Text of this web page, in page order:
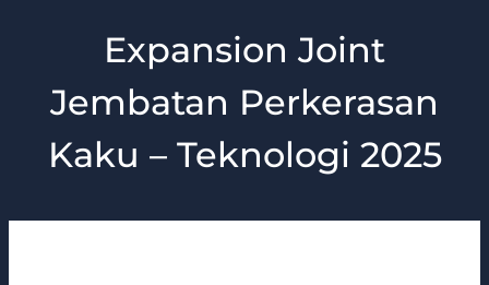
Expansion Joint
Jembatan Perkerasan
Kaku – Teknologi 2025